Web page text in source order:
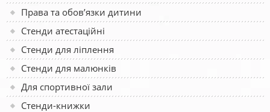
Права та обов’язки дитини
Стенди атестаційні
Стенди для ліплення
Стенди для малюнків
Для спортивної зали
Стенди-книжки